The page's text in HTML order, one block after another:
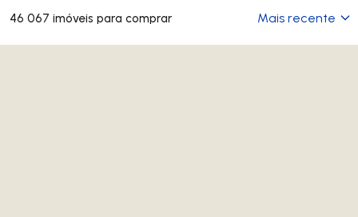
46 067 imóveis para comprar Mais recente